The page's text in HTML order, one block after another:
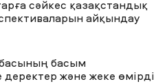
сәйкес қазақстандық
айқындау
басым
және жеке өмірді